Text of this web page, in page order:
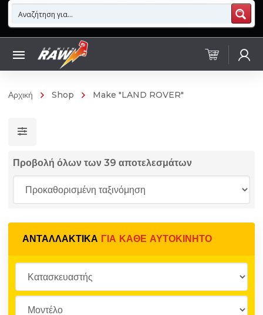
Αρχική Shop Make "LAND ROVER"
Προβολή όλων των 39 αποτελεσμάτων
ΑΝΤΑΛΛΑΚΤΙΚΆ ΓΙΑ ΚΆΘΕ ΑΥΤΟΚΊΝΗΤΟ